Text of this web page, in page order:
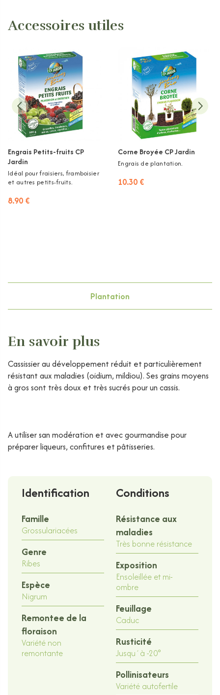
Accessoires utiles
Engrais Petits-fruits CP
Jardin
Idéal pour fraisiers, framboisier
et autres petits-fruits.
8.90 €
Corne Broyée CP Jardin
Engrais de plantation.
10.30 €
Plantation
En savoir plus
Cassissier au développement réduit et particulièrement
résistant aux maladies (oidium, mildiou). Ses grains moyens
à gros sont très doux et très sucrés pour un cassis.
A utiliser san modération et avec gourmandise pour
préparer liqueurs, confitures et pâtisseries.
Identification
Famille
Grossulariacées
Genre
Ribes
Espèce
Nigrum
Remontee de la
floraison
Variété non
remontante
Conditions
Résistance aux
maladies
Très bonne résistance
Exposition
Ensoleillée et mi-
ombre
Feuillage
Caduc
Rusticité
Jusqu´à -20°
Pollinisateurs
Variété autofertile